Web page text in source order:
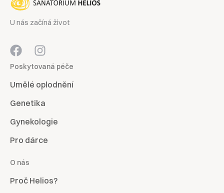
U nás začíná život
Poskytovaná péče
Umělé oplodnění
Genetika
Gynekologie
Pro dárce
O nás
Proč Helios?